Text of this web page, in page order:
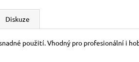
Diskuze
použití. Vhodný pro profesionální i